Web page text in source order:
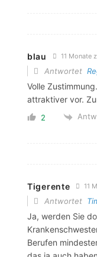
blau 11 Monate
Antwortet
Volle
attraktiver vor.
2
Tigerente 11
Antwortet
Ja, werden Sie
Berufen